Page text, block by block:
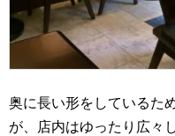
奥に長い形をしているた
が、店内はゆったり広々